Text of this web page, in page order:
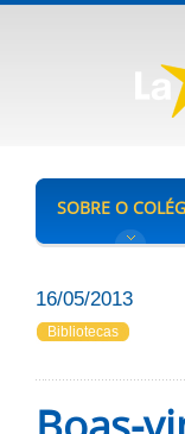
SOBRE O
16/05/2013
Bibliotecas